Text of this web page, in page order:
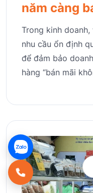
năm càng
Trong kinh
nhu cầu ổn định
để đảm bảo
hàng “bán mãi